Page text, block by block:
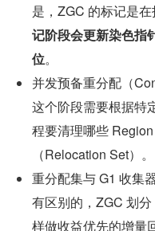
是，ZGC 的标记是
记阶段会更新染色指
位。
并发预备重分配（
这个阶段需要根据特
程要清理哪些
（Relocation Set）。
重分配集与 G1 收集
有区别的，ZGC 划
样做收益优先的增量